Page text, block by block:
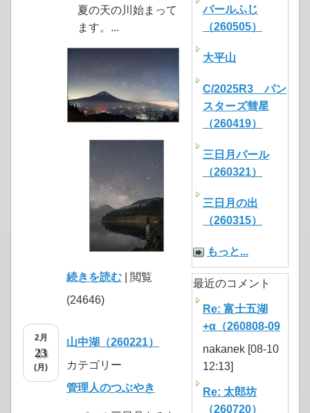
夏の天の川始まって
ます。...
続きを読む | 閲覧
(24646)
2月
23
(月)
山中湖（260221）
カテゴリー
管理人のつぶやき
パールふじ
（260505）
大平山
C/2025R3 パン
スターズ彗星
（260419）
三日月パール
（260321）
三日月の出
（260315）
もっと...
最近のコメント
Re: 富士五湖
+α（260808-09
nakanek [08-10
12:13]
Re: 太郎坊
（260720）